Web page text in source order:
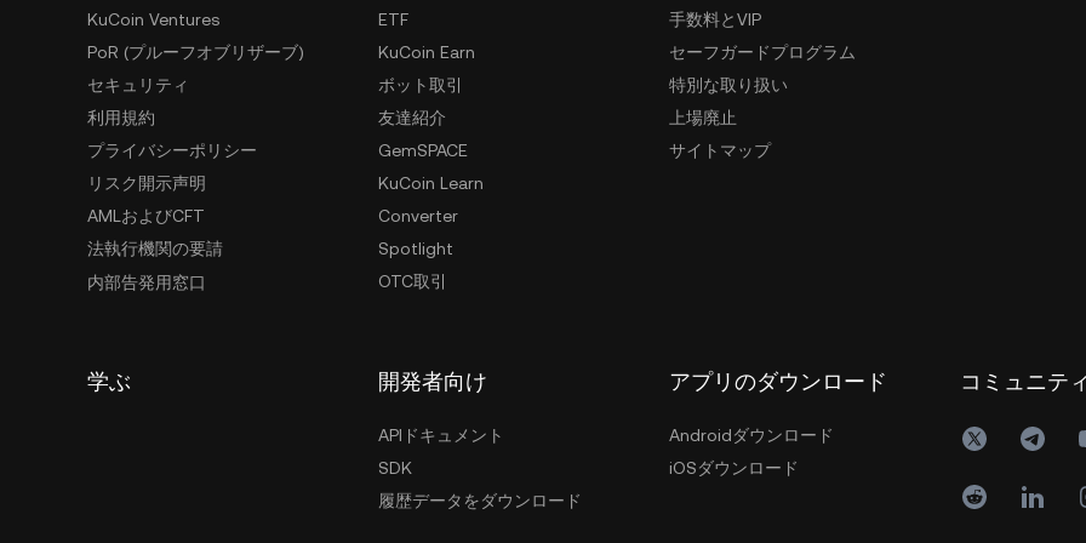
KuCoin Ventures
PoR (プルーフオブリザーブ)
セキュリティ
利用規約
プライバシーポリシー
リスク開示声明
AMLおよびCFT
法執行機関の要請
内部告発用窓口
ETF
KuCoin Earn
ボット取引
友達紹介
GemSPACE
KuCoin Learn
Converter
Spotlight
OTC取引
手数料とVIP
セーフガードプログラム
特別な取り扱い
上場廃止
サイトマップ
学ぶ 開発者向け
APIドキュメント
SDK
履歴データをダウンロード
アプリのダウンロード
Androidダウンロード
iOSダウンロード
コミュニテ